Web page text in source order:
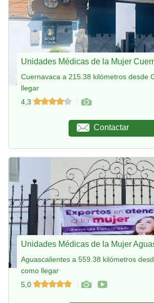
Unidades Médicas de la Mujer
Cuernavaca a 215.38 kilómetros desde
llegar
4,3
Contactar
Unidades Médicas de la Mujer
Aguascalientes a 559.38 kilómetros
como llegar
5,0